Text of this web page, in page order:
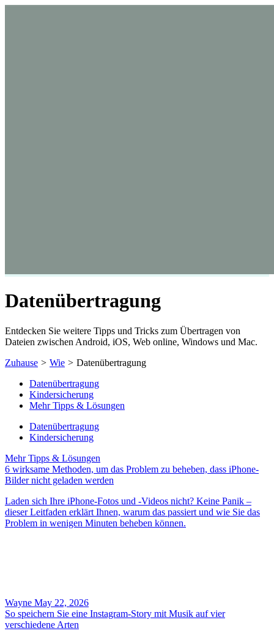
Datenübertragung
Entdecken Sie weitere Tipps und Tricks zum Übertragen von
Dateien zwischen Android, iOS, Web online, Windows und Mac.
Zuhause > Wie > Datenübertragung
Datenübertragung
Kindersicherung
Mehr Tipps & Lösungen
Datenübertragung
Kindersicherung
Mehr Tipps & Lösungen
6 wirksame Methoden, um das Problem zu beheben, dass iPhone-
Bilder nicht geladen werden
Laden sich Ihre iPhone-Fotos und -Videos nicht? Keine Panik –
dieser Leitfaden erklärt Ihnen, warum das passiert und wie Sie das
Problem in wenigen Minuten beheben können.
Wayne May 22, 2026
So speichern Sie eine Instagram-Story mit Musik auf vier
verschiedene Arten